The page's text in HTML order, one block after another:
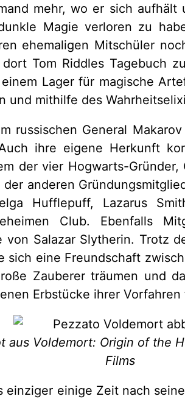
mehr, wo er sich aufhält
Magie verloren zu
ehemaligen Mitschüler
dort Tom Riddles Tagebuch
Lager für magische
und mithilfe des
russischen General
ihre eigene Herkunft
der vier Hogwarts-Gründer,
anderen
Hufflepuff, Lazarus
Club. Ebenfalls
von Salazar Slytherin. Trotz
sich eine Freundschaft
Zauberer träumen und
Erbstücke ihrer Vorfahren
aus Voldemort: Origin of the
Films
einziger einige Zeit nach